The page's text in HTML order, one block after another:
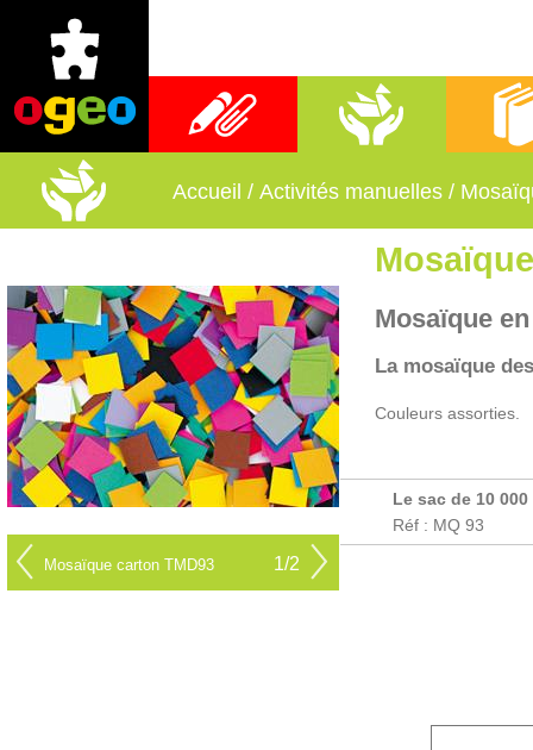
Fournitures scolaires Activités manuelles
Accueil / Activités manuelles /
Mosaïque carton TMD93 1/2
Mosaïque
La mosaïque
Couleurs assorties.
Le sac de 10
Réf : MQ 93